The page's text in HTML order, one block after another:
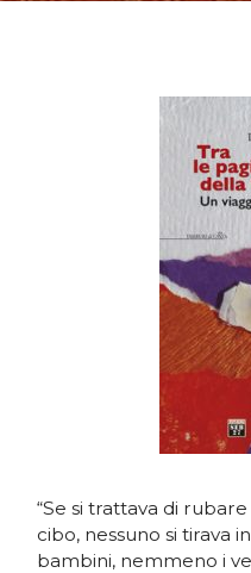
“Se si trattava di
cibo, nessuno si tirava
bambini, nemmeno i